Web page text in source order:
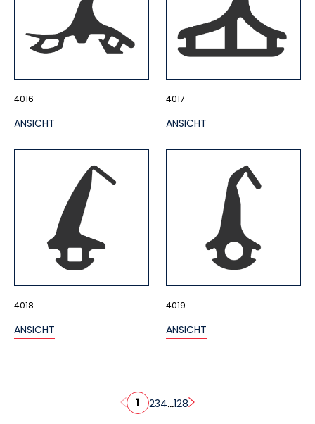
4016
ANSICHT
4017
ANSICHT
4018
ANSICHT
4019
ANSICHT
1 234...128